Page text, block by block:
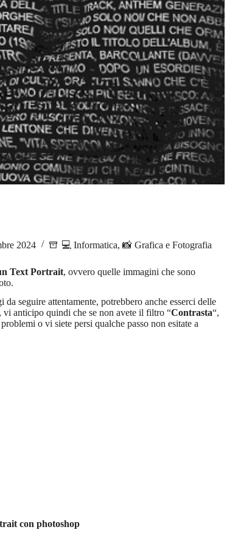
2024 💻 Informatica, 📸 Grafica e Fotografia
Text Portrait, ovvero quelle immagini che sono
seguire attentamente, potrebbero anche esserci delle
vi anticipo quindi che se non avete il filtro “Contrasta“,
o vi siete persi qualche passo non esitate a
con photoshop